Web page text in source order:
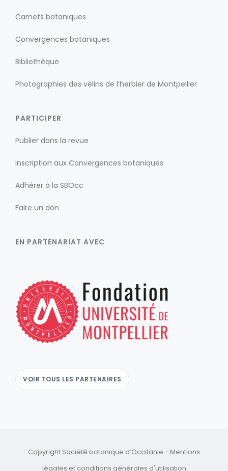
Carnets botaniques
Convergences botaniques
Bibliothèque
Photographies des vélins de l’herbier de Montpellier
PARTICIPER
Publier dans la revue
Inscription aux Convergences botaniques
Adhérer à la SBOcc
Faire un don
EN PARTENARIAT AVEC
VOIR TOUS LES PARTENAIRES
Copyright Société botanique d’Occitanie - Mentions
légales et conditions générales d'utilisation